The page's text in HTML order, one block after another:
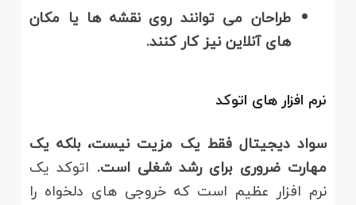
طراحان می توانند روی نقشه ها یا مکان
های آنلاین نیز کار کنند.
نرم افزار های اتوکد
سواد دیجیتال فقط یک مزیت نیست، بلکه یک
مهارت ضروری برای رشد شغلی است. اتوکد یک
نرم افزار عظیم است که خروجی های دلخواه را